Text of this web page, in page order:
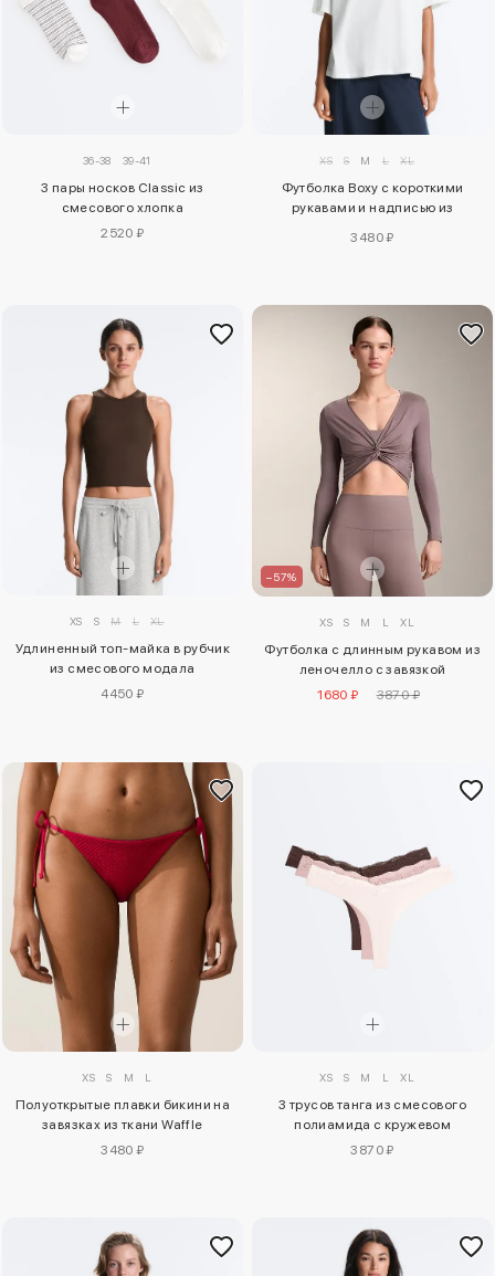
36-38 39-41
3 пары носков Classic из
смесового хлопка
2520 ₽
XS S M L XL
Футболка Boxy с короткими
рукавами и надписью из
3480 ₽
XS S M L XL
Удлиненный топ-майка в рубчик
из смесового модала
4450 ₽
–57%
XS S M L XL
Футболка с длинным рукавом из
леночелло с завязкой
1680 ₽
3870 ₽
XS S M L
Полуоткрытые плавки бикини на
завязках из ткани Waffle
3480 ₽
XS S M L XL
3 трусов танга из смесового
полиамида с кружевом
3870 ₽